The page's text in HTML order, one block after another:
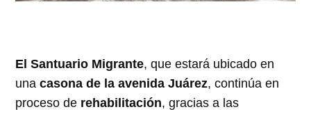
El Santuario Migrante, que estará ubicado en
unacasona de la avenida Juárez, continúa en
proceso de rehabilitación, gracias a las